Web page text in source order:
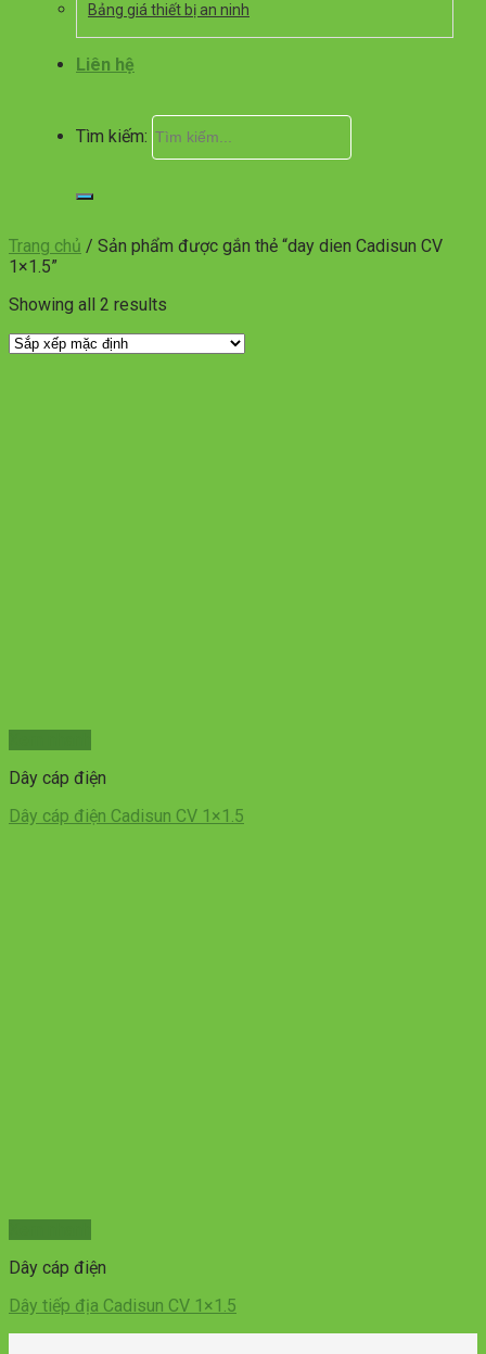
Bảng giá thiết bị an ninh
Liên hệ
Tìm kiếm:
Trang chủ / Sản phẩm được gắn thẻ “day dien Cadisun CV
1×1.5”
Showing all 2 results
Dây cáp điện
Dây cáp điện Cadisun CV 1×1.5
Dây cáp điện
Dây tiếp địa Cadisun CV 1×1.5